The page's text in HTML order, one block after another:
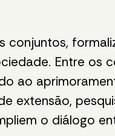
Entre os
ao
extensão,
o diálogo